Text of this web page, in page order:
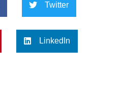
Twitter
LinkedIn